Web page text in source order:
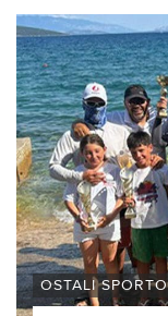
OSTALI